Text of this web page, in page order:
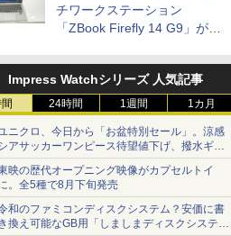
チワークステーション
「ZBook Firefly 14 G9」が
セール
Impress Watchシリーズ 人気記事
24時間 1週間 1カ月
ニクロ、今日から「お盆特別セール」。涼感
アサッカーワンピース待望値下げ、撥水ギア
ョーツは1990円に
映の歴代オープニング映像がカプセルトイ
。全5種で8月下旬発売
和のファミコンディスクシステム？安価に書
換え可能なGB用「しましまディスクシステ